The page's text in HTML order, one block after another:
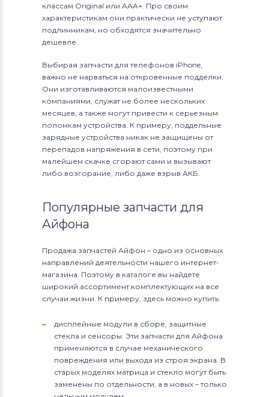
классам Original или AAA+. Про своим
характеристикам они практически не уступают
подлинникам, но обходятся значительно
дешевле.
Выбирая запчасти для телефонов iPhone,
важно не нарваться на откровенные подделки.
Они изготавливаются малоизвестными
компаниями, служат не более нескольких
месяцев, а также могут привести к серьезным
поломкам устройства. К примеру, поддельные
зарядные устройства никак не защищены от
перепадов напряжения в сети, поэтому при
малейшем скачке сгорают сами и вызывают
либо возгорание, либо даже взрыв АКБ.
Популярные запчасти для
Айфона
Продажа запчастей Айфон – одно из основных
направлений деятельности нашего интернет-
магазина. Поэтому в каталоге вы найдете
широкий ассортимент комплектующих на все
случаи жизни. К примеру, здесь можно купить:
дисплейные модули в сборе, защитные
стекла и сенсоры. Эти запчасти для Айфона
применяются в случае механического
повреждения или выхода из строя экрана. В
старых моделях матрица и стекло могут быть
заменены по отдельности, а в новых – только